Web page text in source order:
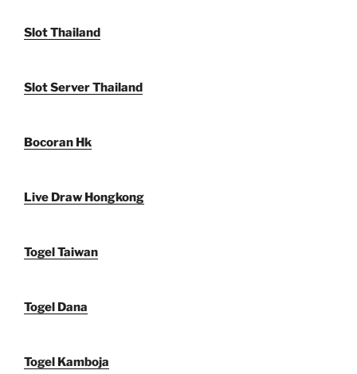
Slot Thailand
Slot Server Thailand
Bocoran Hk
Live Draw Hongkong
Togel Taiwan
Togel Dana
Togel Kamboja